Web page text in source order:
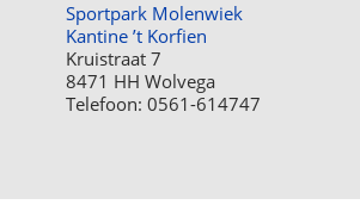
Sportpark Molenwiek
Kantine ’t Korfien
Kruistraat 7
8471 HH Wolvega
Telefoon: 0561-614747